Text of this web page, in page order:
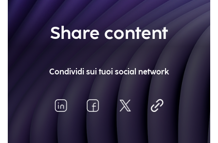
Share content
Condividi sui tuoi social network